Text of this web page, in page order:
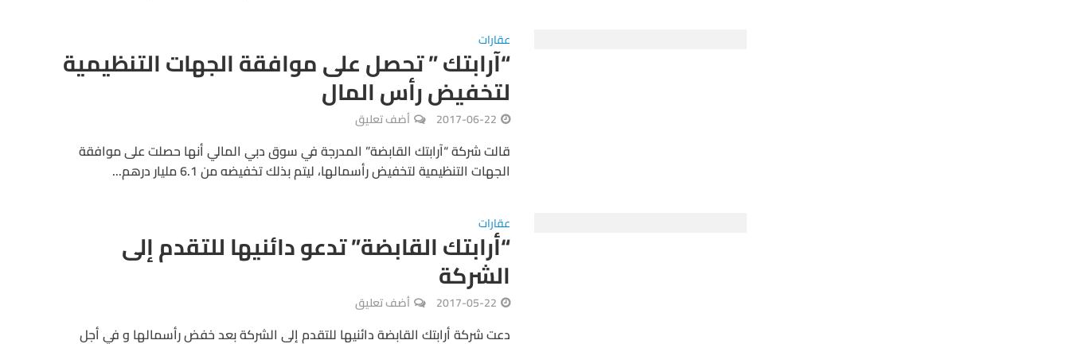
عقارات
“آرابتك ” تحصل على موافقة الجهات التنظيمية
لتخفيض رأس المال
2017-06-22 أضف تعليق
قالت شركة “آرابتك القابضة” المدرجة في سوق دبي المالي أنها حصلت على موافقة
الجهات التنظيمية لتخفيض رأسمالها، ليتم بذلك تخفيضه من 6.1 مليار درهم...
عقارات
“أرابتك القابضة” تدعو دائنيها للتقدم إلى
الشركة
2017-05-22 أضف تعليق
دعت شركة أرابتك القابضة دائنيها للتقدم إلى الشركة بعد خفض رأسمالها و في أجل